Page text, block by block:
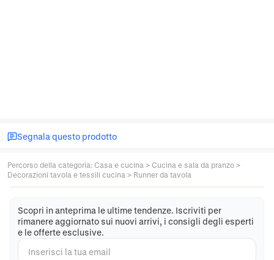
Segnala questo prodotto
Percorso della categoria: Casa e cucina > Cucina e sala da pranzo >
Decorazioni tavola e tessili cucina > Runner da tavola
Scopri in anteprima le ultime tendenze. Iscriviti per
rimanere aggiornato sui nuovi arrivi, i consigli degli esperti
e le offerte esclusive.